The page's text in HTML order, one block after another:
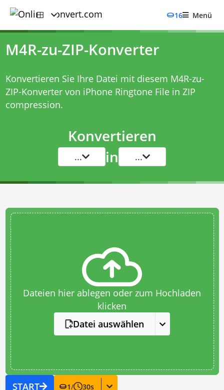
16 Menü
M4R-zu-ZIP-Konverter
Konvertieren Sie Ihre Datei mit diesem M4R-zu-
ZIP-Konvertervon iPhone Ringtone File in ZIP
compression.
Konvertieren
... in ...
Dateien hier ablegen oder zum Hochladen
klicken
Datei auswählen
START 1/ 30s